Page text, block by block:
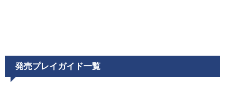
発売プレイガイド一覧